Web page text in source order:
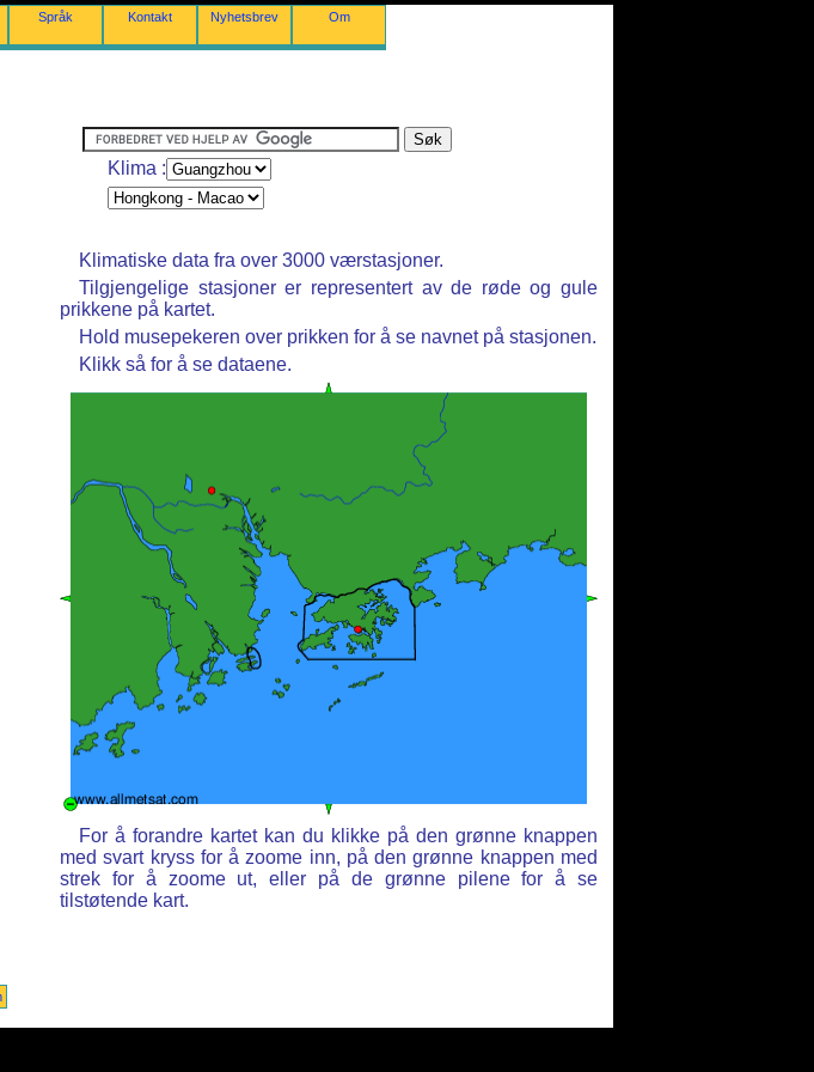
Språk Kontakt Nyhetsbrev Om
Klima :
Klimatiske data fra over 3000 værstasjoner.
Tilgjengelige stasjoner er representert av de røde og gule
prikkene på kartet.
Hold musepekeren over prikken for å se navnet på stasjonen.
Klikk så for å se dataene.
For å forandre kartet kan du klikke på den grønne knappen
med svart kryss for å zoome inn, på den grønne knappen med
strek for å zoome ut, eller på de grønne pilene for å se
tilstøtende kart.